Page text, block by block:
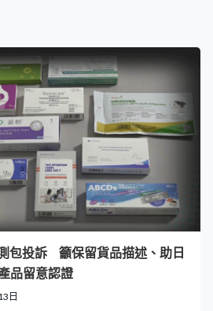
包投訴 籲保留貨品描述、助日
品留意認證
日